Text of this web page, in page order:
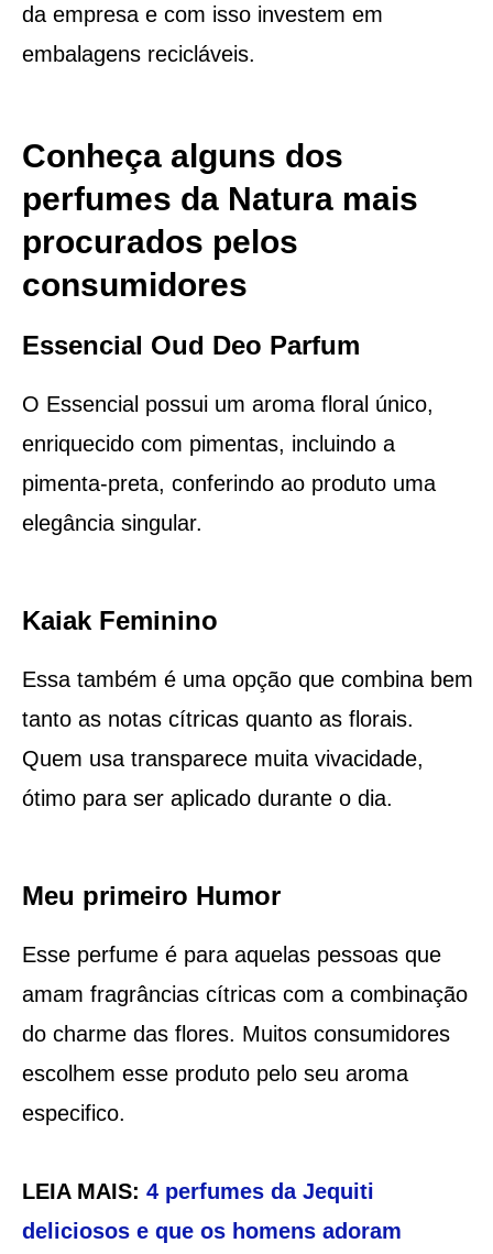
da empresa e com isso investem em
embalagens recicláveis.
Conheça alguns dos
perfumes da Natura mais
procurados pelos
consumidores
Essencial Oud Deo Parfum
O Essencial possui um aroma floral único,
enriquecido com pimentas, incluindo a
pimenta-preta, conferindo ao produto uma
elegância singular.
Kaiak Feminino
Essa também é uma opção que combina bem
tanto as notas cítricas quanto as florais.
Quem usa transparece muita vivacidade,
ótimo para ser aplicado durante o dia.
Meu primeiro Humor
Esse perfume é para aquelas pessoas que
amam fragrâncias cítricas com a combinação
do charme das flores. Muitos consumidores
escolhem esse produto pelo seu aroma
especifico.
LEIA MAIS: 4 perfumes da Jequiti
deliciosos e que os homens adoram